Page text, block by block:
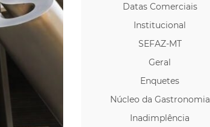
Datas Comerciais
Institucional
SEFAZ-MT
Geral
Enquetes
Núcleo da Gastronomia
Inadimplência